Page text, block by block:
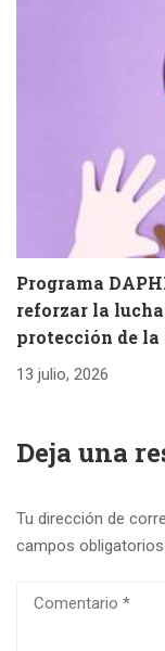
Programa
reforzar la
protección de
13 julio, 2026
Deja una
Tu dirección de
campos